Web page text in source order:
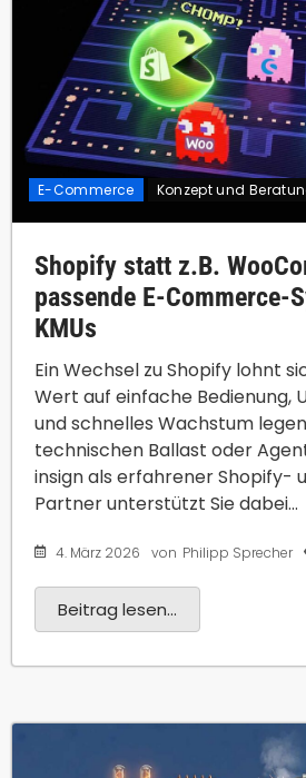
E-Commerce Konzept und
Shopify statt z.B.
passende E-Commerce-
KMUs
4. März 2026 von Philipp Sprecher
Ein Wechsel zu Shopify lohnt
Wert auf einfache Bedienung,
und schnelles Wachstum
technischen Ballast oder
insign als erfahrener Shopify-
Partner unterstützt Sie dabei...
Beitrag lesen...